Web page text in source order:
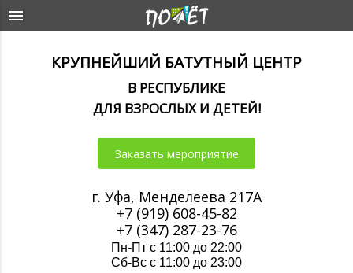
КРУПНЕЙШИЙ БАТУТНЫЙ ЦЕНТР
В РЕСПУБЛИКЕ
ДЛЯ ВЗРОСЛЫХ И ДЕТЕЙ!
Заказать мероприятие
г. Уфа, Менделеева 217А
+7 (919) 608-45-82
+7 (347) 287-23-76
Пн-Пт с 11:00 до 22:00
Сб-Вс с 11:00 до 23:00